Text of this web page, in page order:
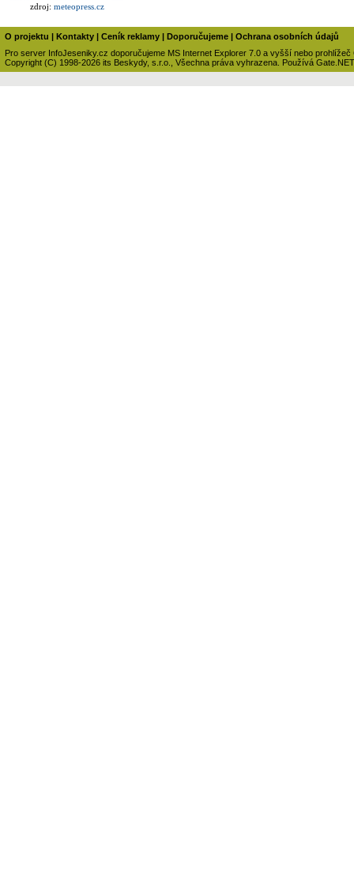
zdroj: meteopress.cz
O projektu | Kontakty | Ceník reklamy | Doporučujeme | Ochrana osobních údajů
Pro server InfoJeseniky.cz doporučujeme MS Internet Explorer 7.0 a vyšší nebo prohlížeč
Copyright (C) 1998-2026 its Beskydy, s.r.o., Všechna práva vyhrazena. Používá